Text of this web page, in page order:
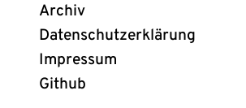
Archiv
Datenschutzerklärung
Impressum
Github